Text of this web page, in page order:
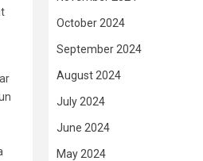
October 2024
September 2024
August 2024
July 2024
June 2024
May 2024